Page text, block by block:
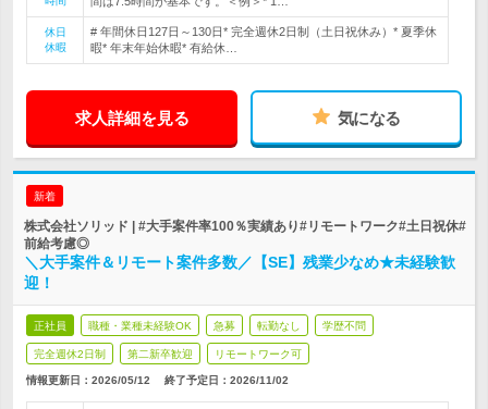
休日
休暇
# 年間休日127日～130日* 完全週休2日制（土日祝休み）* 夏季休
暇* 年末年始休暇* 有給休…
求人詳細を見る 気になる
新着
株式会社ソリッド | #大手案件率100％実績あり#リモートワーク#土日祝休#
前給考慮◎
＼大手案件＆リモート案件多数／【SE】残業少なめ★未経験歓
迎！
正社員 職種・業種未経験OK 急募 転勤なし 学歴不問
完全週休2日制 第二新卒歓迎 リモートワーク可
情報更新日：2026/05/12 終了予定日： 2026/11/02